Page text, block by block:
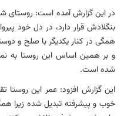
در این گزارش آمده است: روستای
بنگلادش قرار دارد، در دل خود
همگی در کنار یکدیگر با صلح و
و بر همین اساس این روستا به
شده است.
خوب و پیشرفته تبدیل شده زیرا